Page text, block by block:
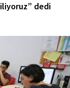
dedi